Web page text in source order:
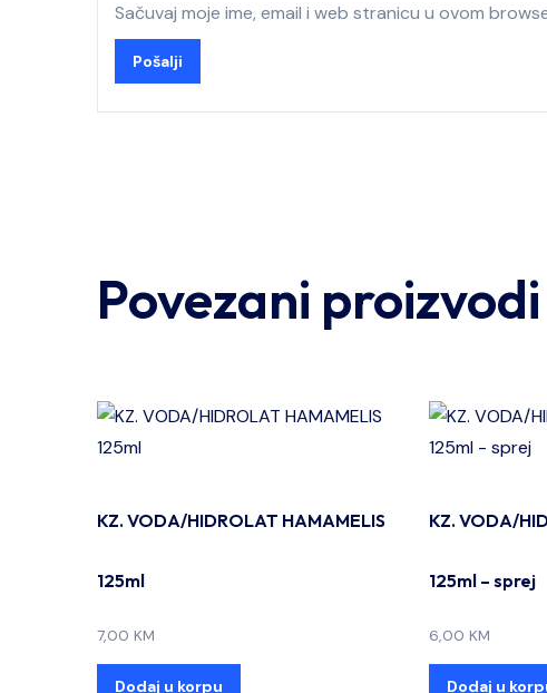
Sačuvaj moje ime, email i web stranicu u ovom
Povezani proizvodi
KZ. VODA/HIDROLAT HAMAMELIS
125ml
7,00 KM
Dodaj u korpu
KZ. VODA/
125ml – sprej
6,00 KM
Dodaj u